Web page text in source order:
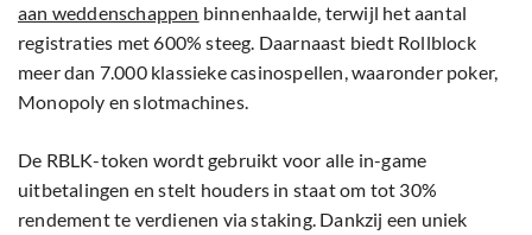
aan weddenschappen binnenhaalde, terwijl het aantal
registraties met 600% steeg. Daarnaast biedt Rollblock
meer dan 7.000 klassieke casinospellen, waaronder poker,
Monopoly en slotmachines.
De RBLK-token wordt gebruikt voor alle in-game
uitbetalingen en stelt houders in staat om tot 30%
rendement te verdienen via staking. Dankzij een uniek